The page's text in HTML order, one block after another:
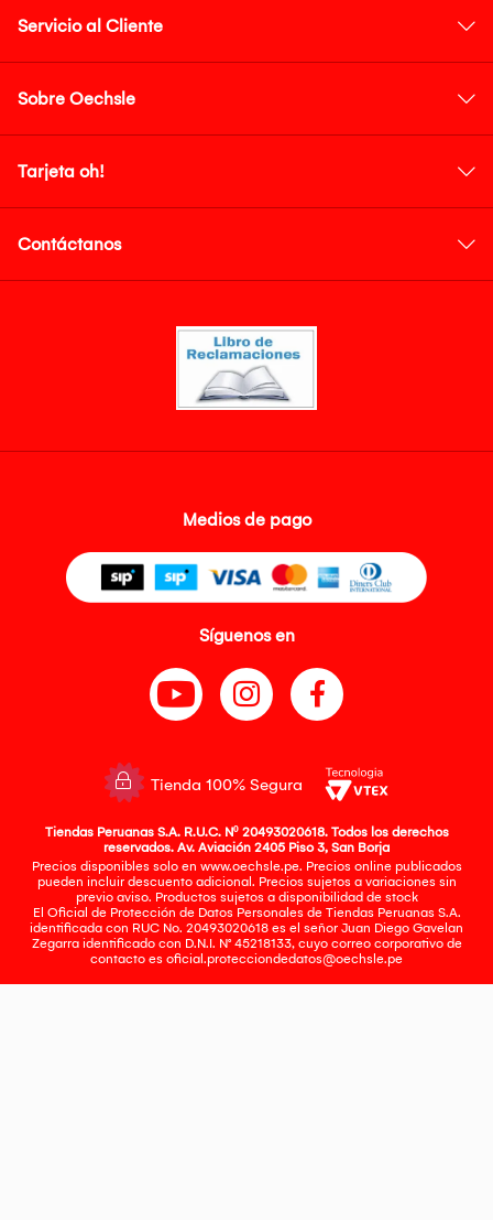
Servicio al Cliente
Sobre Oechsle
Tarjeta oh!
Contáctanos
Medios de pago
Síguenos en
Tienda 100% Segura
Tiendas Peruanas S.A. R.U.C. Nº 20493020618. Todos los derechos
reservados. Av. Aviación 2405 Piso 3, San Borja
Precios disponibles solo en www.oechsle.pe. Precios online publicados
pueden incluir descuento adicional. Precios sujetos a variaciones sin
previo aviso. Productos sujetos a disponibilidad de stock
El Oficial de Protección de Datos Personales de Tiendas Peruanas S.A.
identificada con RUC No. 20493020618 es el señor Juan Diego Gavelan
Zegarra identificado con D.N.I. N° 45218133, cuyo correo corporativo de
contacto es oficial.protecciondedatos@oechsle.pe